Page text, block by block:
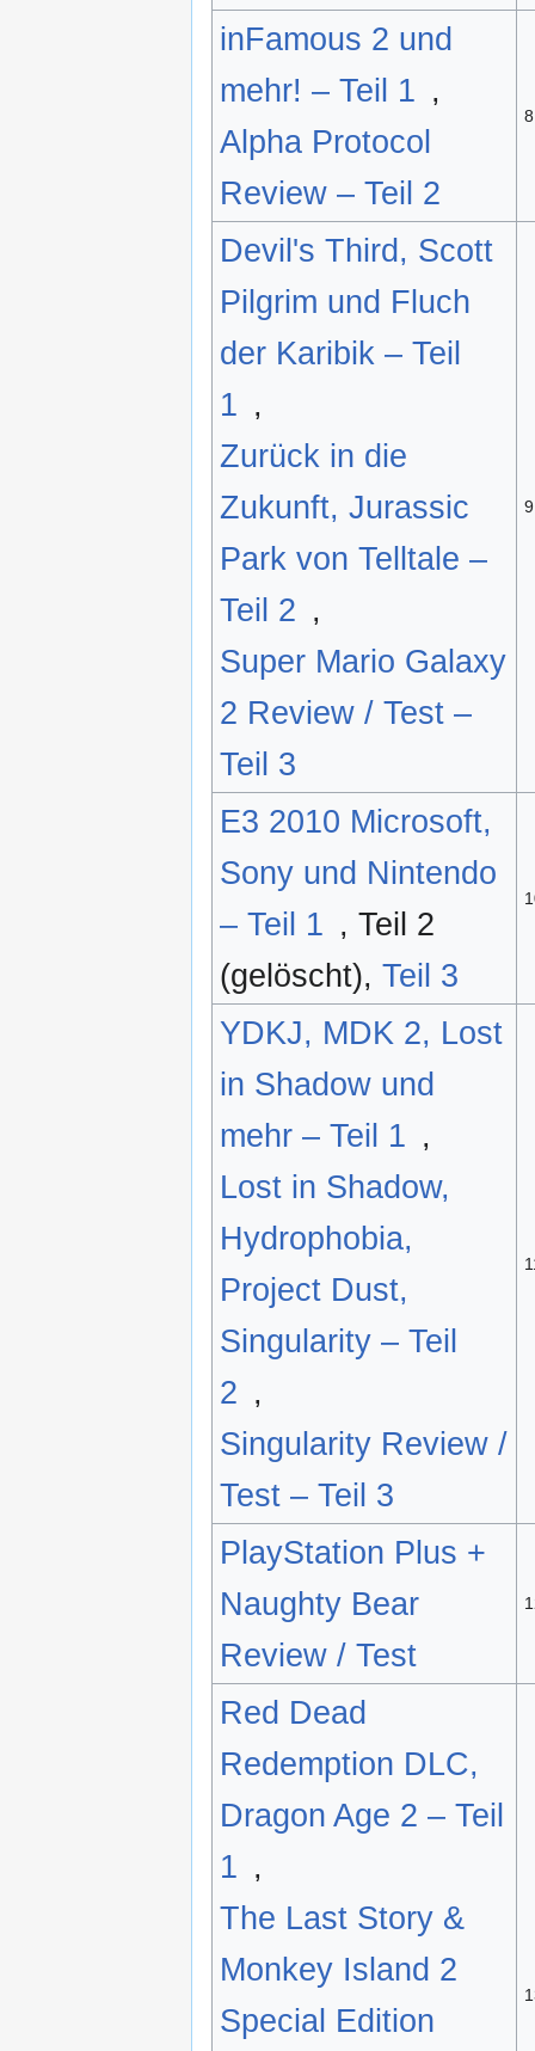
inFamous 2 und
mehr! – Teil 1 ,
Alpha Protocol
Review – Teil 2
8
Devil's Third, Scott
Pilgrim und Fluch
der Karibik – Teil
1 ,
Zurück in die
Zukunft, Jurassic
Park von Telltale –
Teil 2 ,
Super Mario Galaxy
2 Review / Test –
Teil 3
9
E3 2010 Microsoft,
Sony und Nintendo
– Teil 1 , Teil 2
(gelöscht), Teil 3
YDKJ, MDK 2, Lost
in Shadow und
mehr – Teil 1 ,
Lost in Shadow,
Hydrophobia,
Project Dust,
Singularity – Teil
2 ,
Singularity Review /
Test – Teil 3
PlayStation Plus +
Naughty Bear
Review / Test
Red Dead
Redemption DLC,
Dragon Age 2 – Teil
1 ,
The Last Story &
Monkey Island 2
Special Edition